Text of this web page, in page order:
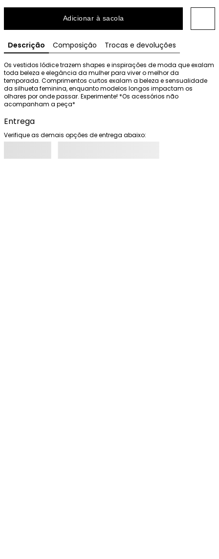
Adicionar à sacola
Descrição Composição Trocas e devoluções
Os vestidos Iódice trazem shapes e inspirações de moda que exalam
toda beleza e elegância da mulher para viver o melhor da
temporada. Comprimentos curtos exalam a beleza e sensualidade
da silhueta feminina, enquanto modelos longos impactam os
olhares por onde passar. Experimente! *Os acessórios não
acompanham a peça*
Entrega
Verifique as demais opções de entrega abaixo: